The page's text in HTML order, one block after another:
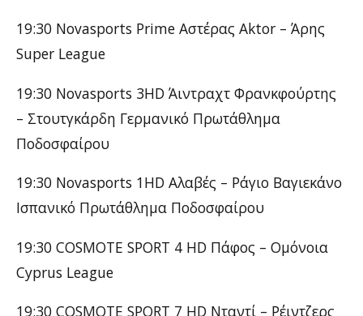
19:30 Novasports Prime Αστέρας Aktor – Άρης
Super League
19:30 Novasports 3HD Άιντραχτ Φρανκφούρτης
– Στουτγκάρδη Γερμανικό Πρωτάθλημα
Ποδοσφαίρου
19:30 Novasports 1HD Αλαβές – Ράγιο Βαγιεκάνο
Ισπανικό Πρωτάθλημα Ποδοσφαίρου
19:30 COSMOTE SPORT 4 HD Πάφος – Ομόνοια
Cyprus League
19:30 COSMOTE SPORT 7 HD Νταντί – Ρέιντζερς